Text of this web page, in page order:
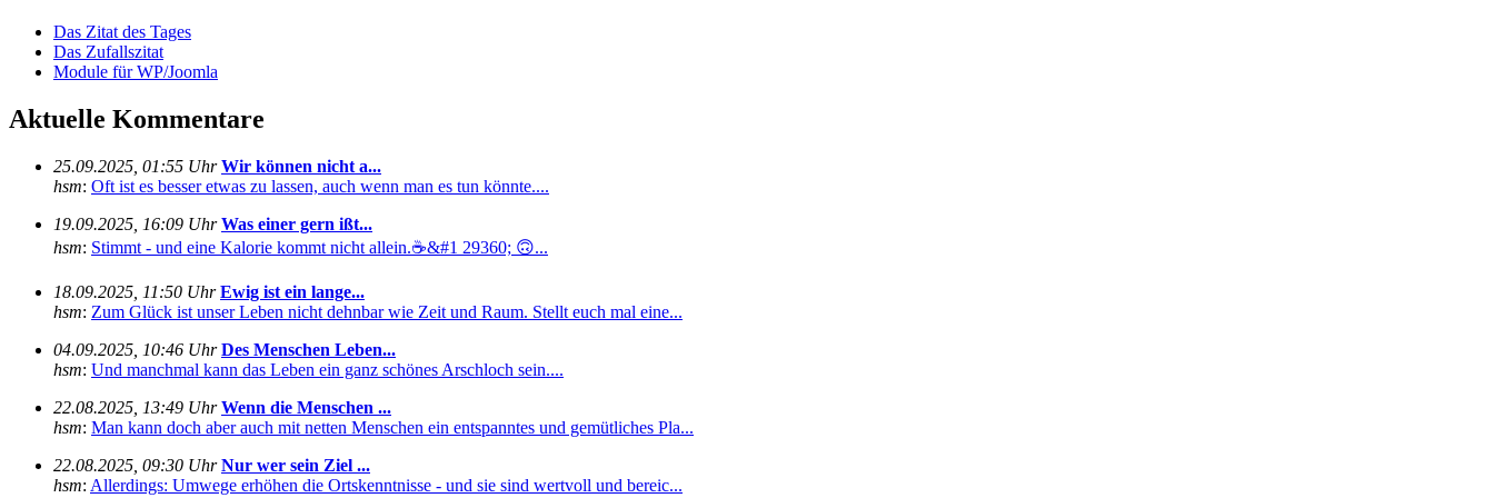
Das Zitat des Tages
Das Zufallszitat
Module für WP/Joomla
Aktuelle Kommentare
25.09.2025, 01:55 Uhr Wir können nicht a...
hsm: Oft ist es besser etwas zu lassen, auch wenn man es tun könnte....
19.09.2025, 16:09 Uhr Was einer gern ißt...
hsm: Stimmt - und eine Kalorie kommt nicht allein.☕&#1 29360; 🙃...
18.09.2025, 11:50 Uhr Ewig ist ein lange...
hsm: Zum Glück ist unser Leben nicht dehnbar wie Zeit und Raum. Stellt euch mal eine...
04.09.2025, 10:46 Uhr Des Menschen Leben...
hsm: Und manchmal kann das Leben ein ganz schönes Arschloch sein....
22.08.2025, 13:49 Uhr Wenn die Menschen ...
hsm: Man kann doch aber auch mit netten Menschen ein entspanntes und gemütliches Pla...
22.08.2025, 09:30 Uhr Nur wer sein Ziel ...
hsm: Allerdings: Umwege erhöhen die Ortskenntnisse - und sie sind wertvoll und bereic...